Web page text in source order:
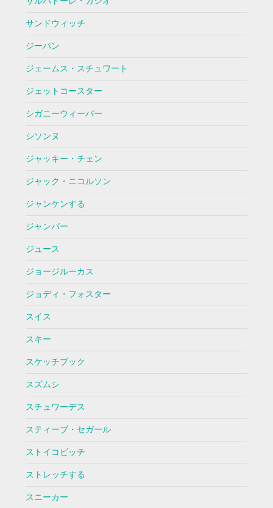
サンドウィッチ
ジーパン
ジェームス・スチュワート
ジェットコースター
シガニーウィーバー
シソンヌ
ジャッキー・チェン
ジャック・ニコルソン
ジャンケンする
ジャンバー
ジュース
ジョージルーカス
ジョディ・フォスター
スイス
スキー
スケッチブック
スズムシ
スチュワーデス
スティーブ・セガール
ストイコビッチ
ストレッチする
スニーカー